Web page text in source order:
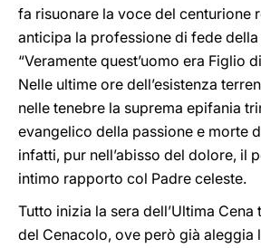
fa risuonare la voce del centurione
anticipa la professione di fede della
“Veramente quest’uomo era Figlio
Nelle ultime ore dell’esistenza
nelle tenebre la suprema epifania
evangelico della passione e morte
infatti, pur nell’abisso del dolore, il
intimo rapporto col Padre celeste.
Tutto inizia la sera dell’Ultima Cena
del Cenacolo, ove però già aleggia